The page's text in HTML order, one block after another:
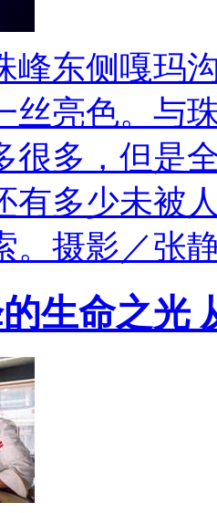
峰东侧嘎玛
丝亮色。与
很多，但是
有多少未被
。摄影／张
生命之光